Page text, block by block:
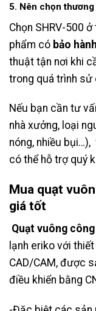
5. Nên chọn
Chọn SHRV-500
phẩm có bảo
thuật tận nơi khi
trong quá trình sử
Nếu bạn cần tư
nhà xưởng, loại
nóng, nhiều
có thể hỗ trợ quý
Mua quạt
giá tốt
Quạt vuông
lạnh eriko với
CAD/CAM, được
điều khiển bằng